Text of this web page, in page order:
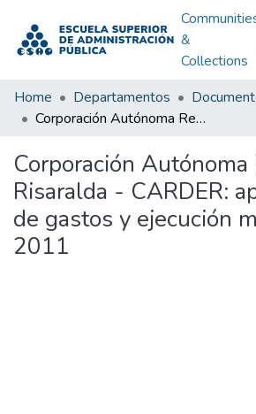
&
Collections
Home Departamentos
Corporación Autónoma Regional de Risaralda - CARDER: apropiación de gastos y ejecución mes enero de 2011
Corporación
Risaralda - CARDER:
de gastos y ejecución
2011